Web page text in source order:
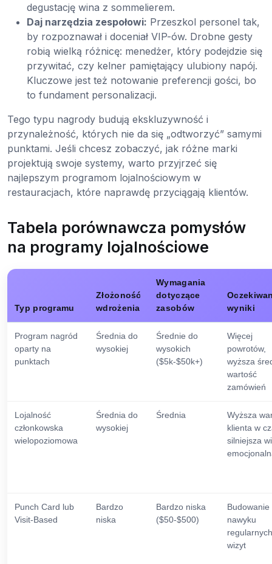
degustację wina z sommelierem.
Daj narzędzia zespołowi: Przeszkol personel tak,
by rozpoznawał i doceniał VIP-ów. Drobne gesty
robią wielką różnicę: menedżer, który podejdzie się
przywitać, czy kelner pamiętający ulubiony napój.
Kluczowe jest też notowanie preferencji gości, bo
to fundament personalizacji.
Tego typu nagrody budują ekskluzywność i
przynależność, których nie da się „odtworzyć” samymi
punktami. Jeśli chcesz zobaczyć, jak różne marki
projektują swoje systemy, warto przyjrzeć się
najlepszym programom lojalnościowym w
restauracjach, które naprawdę przyciągają klientów.
Tabela porównawcza pomysłów
na programy lojalnościowe
Typ programu
Złożoność
wdrożenia
Wymagania
dotyczące
zasobów
wyniki
Program nagród
oparty na
punktach
Średnia do
wysokiej
Średnie do
wysokich
($5k-$50k+)
Więcej
powrotów,
wyższa
wartość
zamówień
Lojalność
członkowska
wielopoziomowa
Średnia do
wysokiej
Średnia
Wyższa
klienta w
silniejsza
Punch Card lub
Visit-Based
Bardzo
niska
Bardzo niska
($50-$500)
Budowanie
nawyku
regularnych
wizyt